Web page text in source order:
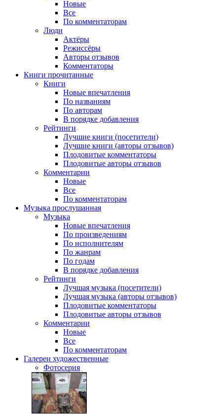
Новые
Все
По комментаторам
Люди
Актёры
Режиссёры
Авторы отзывов
Комментаторы
Книги прочитанные
Книги
Новые впечатления
По названиям
По авторам
В порядке добавления
Рейтинги
Лучшие книги (посетители)
Лучшие книги (авторы отзывов)
Плодовитые комментаторы
Плодовитые авторы отзывов
Комментарии
Новые
Все
По комментаторам
Музыка прослушанная
Музыка
Новые впечатления
По произведениям
По исполнителям
По жанрам
По годам
В порядке добавления
Рейтинги
Лучшая музыка (посетители)
Лучшая музыка (авторы отзывов)
Плодовитые комментаторы
Плодовитые авторы отзывов
Комментарии
Новые
Все
По комментаторам
Галереи художественные
Фотосерия